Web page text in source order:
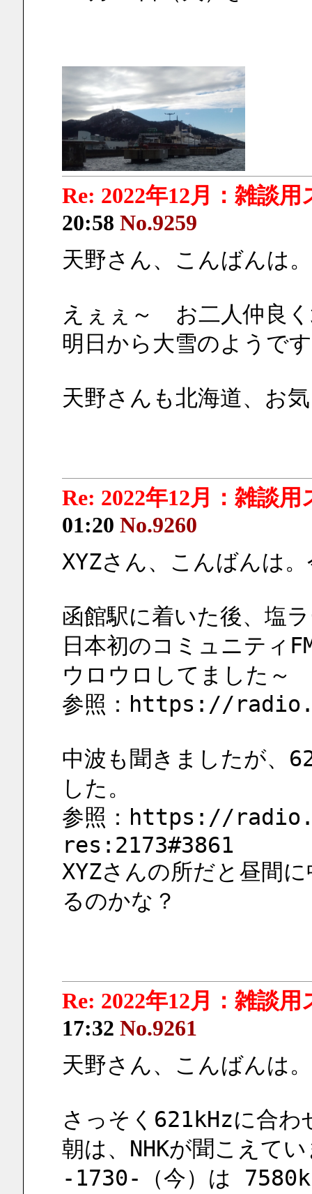
Re: 2022年12月：雑談
20:58 No.9259
天野さん、こんばんは
えぇぇ～　お二人仲良
明日から大雪のようで
天野さんも北海道、お
Re: 2022年12月：雑談
01:20 No.9260
XYZさん、こんばんは
函館駅に着いた後、塩
日本初のコミュニティ
ウロウロしてました～
参照：https://
中波も聞きましたが、
した。
参照：https://
res:2173#3861
XYZさんの所だと昼間
るのかな？
Re: 2022年12月：雑談
17:32 No.9261
天野さん、こんばんは。
さっそく621kHzに合わ
朝は、NHKが聞こえて
-1730-（今）は